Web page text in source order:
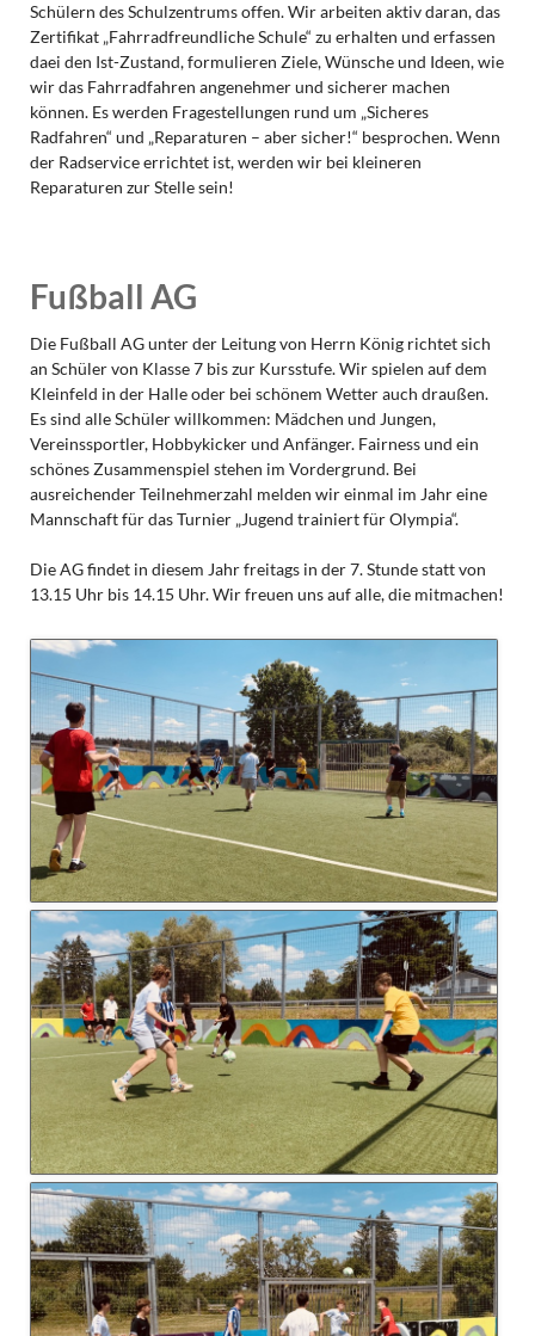
Schülern des Schulzentrums offen. Wir arbeiten aktiv daran, das
Zertifikat „Fahrradfreundliche Schule“ zu erhalten und erfassen
daei den Ist-Zustand, formulieren Ziele, Wünsche und Ideen, wie
wir das Fahrradfahren angenehmer und sicherer machen
können. Es werden Fragestellungen rund um „Sicheres
Radfahren“ und „Reparaturen – aber sicher!“ besprochen. Wenn
der Radservice errichtet ist, werden wir bei kleineren
Reparaturen zur Stelle sein!
Fußball AG
Die Fußball AG unter der Leitung von Herrn König richtet sich
an Schüler von Klasse 7 bis zur Kursstufe. Wir spielen auf dem
Kleinfeld in der Halle oder bei schönem Wetter auch draußen.
Es sind alle Schüler willkommen: Mädchen und Jungen,
Vereinssportler, Hobbykicker und Anfänger. Fairness und ein
schönes Zusammenspiel stehen im Vordergrund. Bei
ausreichender Teilnehmerzahl melden wir einmal im Jahr eine
Mannschaft für das Turnier „Jugend trainiert für Olympia“.
Die AG findet in diesem Jahr freitags in der 7. Stunde statt von
13.15 Uhr bis 14.15 Uhr. Wir freuen uns auf alle, die mitmachen!